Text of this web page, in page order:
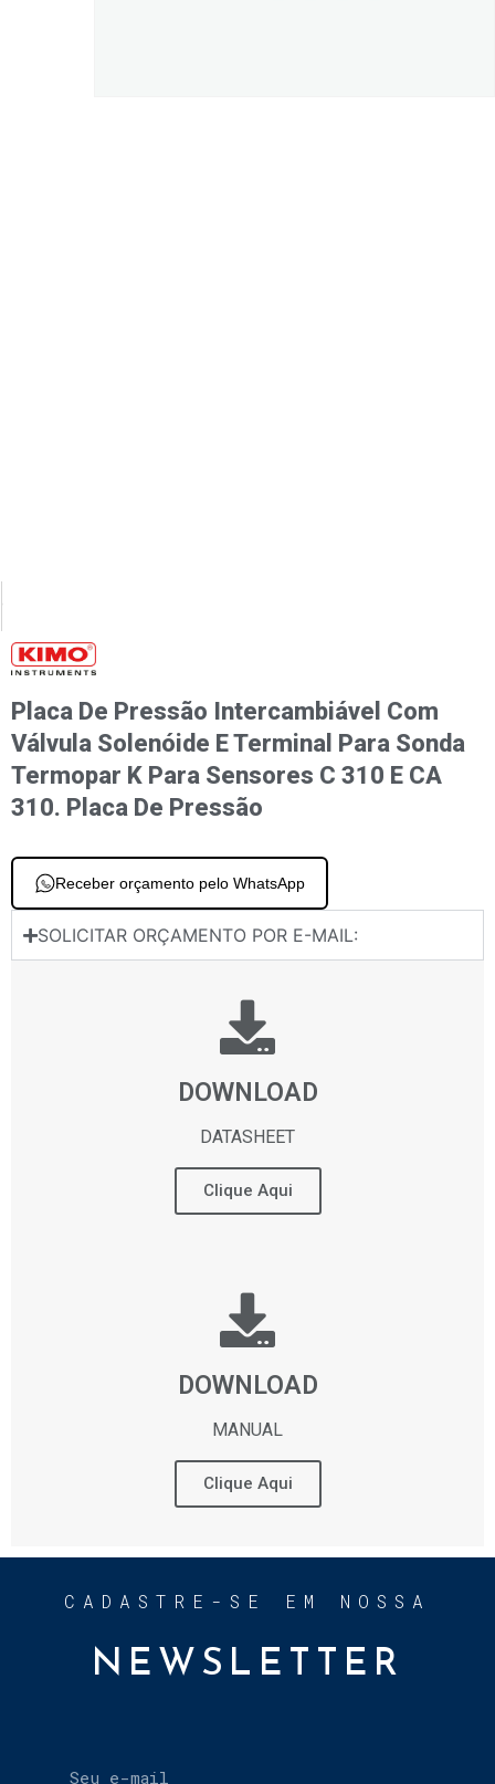
Placa De Pressão Intercambiável Com
Válvula Solenóide E Terminal Para Sonda
Termopar K Para Sensores C 310 E CA
310. Placa De Pressão
Receber orçamento pelo WhatsApp
SOLICITAR ORÇAMENTO POR E-MAIL:
DOWNLOAD
DATASHEET
Clique Aqui
DOWNLOAD
MANUAL
Clique Aqui
CADASTRE-SE EM NOSSA
NEWSLETTER